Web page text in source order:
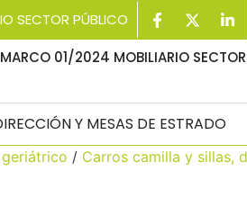
SECTOR PÚBLICO
01/2024 MOBILIARIO
Y MESAS DE ESTRADO
/ Carros camilla y sillas,